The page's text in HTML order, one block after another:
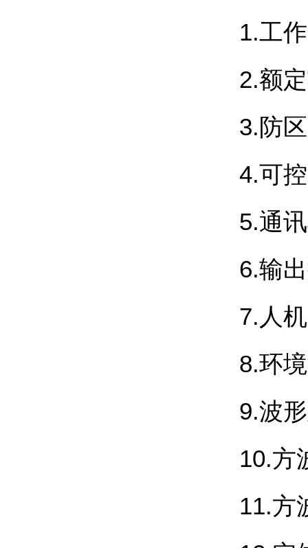
1.工
2.额
3.防
4.可
5.通
6.输
7.人
8.环
9.波
10.方
11.方